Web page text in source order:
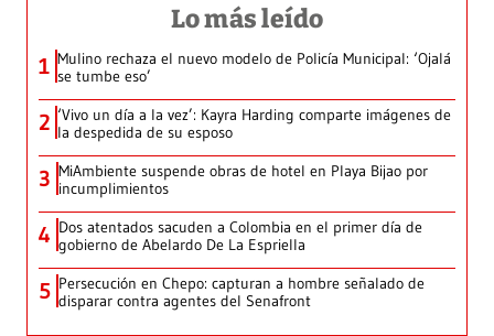
Lo más leído
1 Mulino rechaza el nuevo modelo de Policía Municipal: ‘Ojalá
se tumbe eso’
2 ‘Vivo un día a la vez’: Kayra Harding comparte imágenes de
la despedida de su esposo
3 MiAmbiente suspende obras de hotel en Playa Bijao por
incumplimientos
4 Dos atentados sacuden a Colombia en el primer día de
gobierno de Abelardo De La Espriella
5 Persecución en Chepo: capturan a hombre señalado de
disparar contra agentes del Senafront